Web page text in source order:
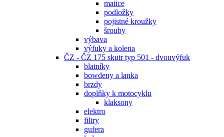
matice
podložky
pojistné kroužky
šrouby
výbava
výfuky a kolena
ČZ - ČZ 175 skutr typ 501 - dvouvýfuk
blatníky
bowdeny a lanka
brzdy
doplňky k motocyklu
klaksony
elektro
filtry
gufera